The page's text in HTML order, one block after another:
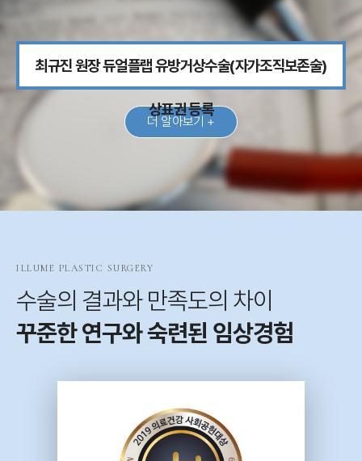
최규진 원장 듀얼플랩 유방거상수술(자가조직보존술)
상표권 등록
더 알아보기 +
ILLUME PLASTIC SURGERY
수술의 결과와 만족도의 차이
꾸준한 연구와 숙련된 임상경험